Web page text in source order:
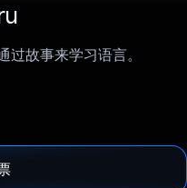
故事来学习语言。